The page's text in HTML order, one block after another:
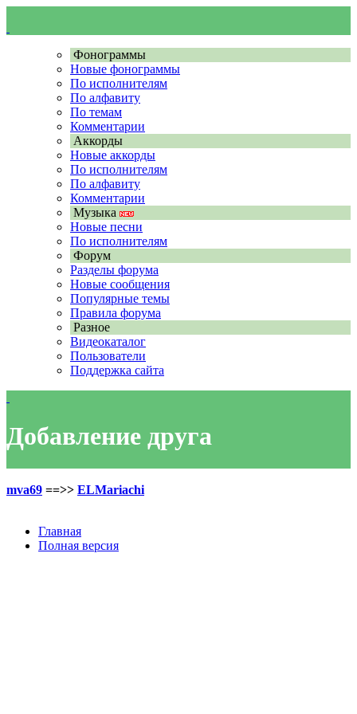
Фонограммы
Новые фонограммы
По исполнителям
По алфавиту
По темам
Комментарии
Аккорды
Новые аккорды
По исполнителям
По алфавиту
Комментарии
Музыка
Новые песни
По исполнителям
Форум
Разделы форума
Новые сообщения
Популярные темы
Правила форума
Разное
Видеокаталог
Пользователи
Поддержка сайта
Добавление друга
mva69 ==>> ELMariachi
Главная
Полная версия